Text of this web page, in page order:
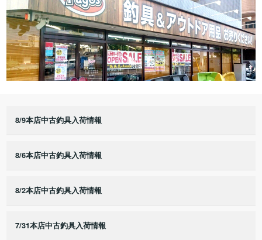
8/9本店中古釣具入荷情報
8/6本店中古釣具入荷情報
8/2本店中古釣具入荷情報
7/31本店中古釣具入荷情報